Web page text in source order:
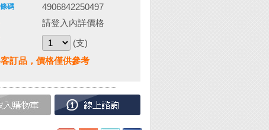
碼 4906842250497
請登入內詳價格
(支)
訂品，價格僅供參考